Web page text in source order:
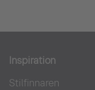
Inspiration
Stilfinnaren